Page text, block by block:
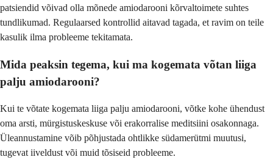
patsiendid võivad olla mõnede amiodarooni kõrvaltoimete suhtes
tundlikumad. Regulaarsed kontrollid aitavad tagada, et ravim on teile
kasulik ilma probleeme tekitamata.
Mida peaksin tegema, kui ma kogemata võtan liiga
palju amiodarooni?
Kui te võtate kogemata liiga palju amiodarooni, võtke kohe ühendust
oma arsti, mürgistuskeskuse või erakorralise meditsiini osakonnaga.
Üleannustamine võib põhjustada ohtlikke südamerütmi muutusi,
tugevat iiveldust või muid tõsiseid probleeme.